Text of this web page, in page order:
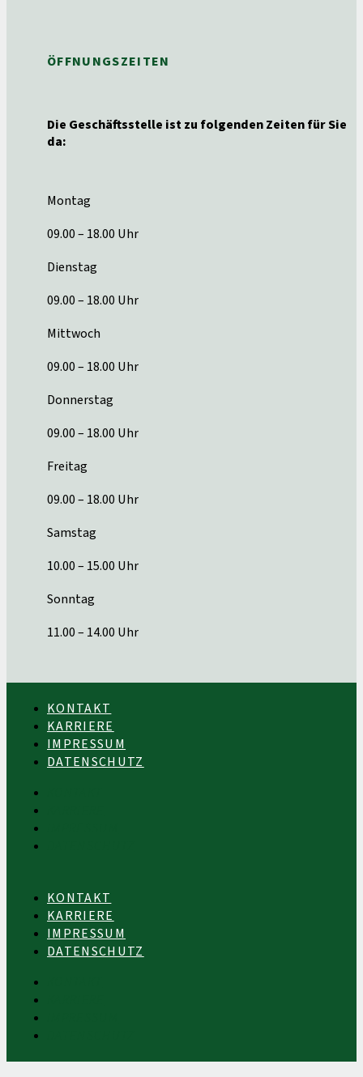
ÖFFNUNGSZEITEN
Die Geschäftsstelle ist zu folgenden Zeiten für Sie
da:
Montag
09.00 – 18.00 Uhr
Dienstag
09.00 – 18.00 Uhr
Mittwoch
09.00 – 18.00 Uhr
Donnerstag
09.00 – 18.00 Uhr
Freitag
09.00 – 18.00 Uhr
Samstag
10.00 – 15.00 Uhr
Sonntag
11.00 – 14.00 Uhr
KONTAKT
KARRIERE
IMPRESSUM
DATENSCHUTZ
KONTAKT
KARRIERE
IMPRESSUM
DATENSCHUTZ